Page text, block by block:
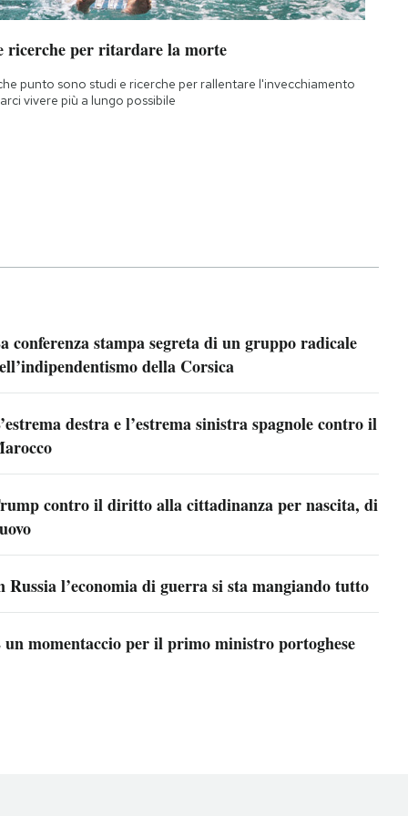
ricerche per ritardare la morte
punto sono studi e ricerche per rallentare l'invecchiamento
vivere più a lungo possibile
conferenza stampa segreta di un gruppo radicale
della Corsica
destra e l’estrema sinistra spagnole contro il
contro il diritto alla cittadinanza per nascita, di
Russia l’economia di guerra si sta mangiando tutto
un momentaccio per il primo ministro portoghese